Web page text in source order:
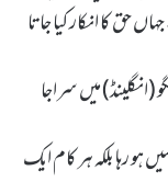
کا انکار کیا جاتا
(انگلینڈ) میں سراجا
ہو رہا بلکہ ہر کام ایک